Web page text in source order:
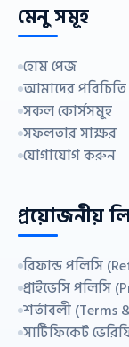
মেনু সমূহ
হোম পেজ
আমাদের পরিচিতি
সকল কোর্সসমূহ
সফলতার সাক্ষর
যোগাযোগ করুন
প্রয়োজনীয়
রিফান্ড পলিসি
প্রাইভেসি পলিসি
শর্তাবলী (Terms
সার্টিফিকেট